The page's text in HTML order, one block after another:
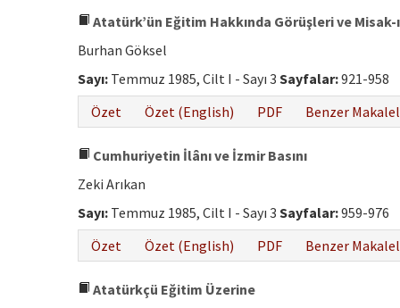
Atatürk’ün Eğitim Hakkında Görüşleri ve Misak-
Burhan Göksel
Sayı: Temmuz 1985, Cilt I - Sayı 3 Sayfalar:921-958
Özet
Özet (English) PDF Benzer
Cumhuriyetin İlânı ve İzmir Basını
Zeki Arıkan
Sayı: Temmuz 1985, Cilt I - Sayı 3 Sayfalar:959-976
Özet
Özet (English) PDF Benzer
Atatürkçü Eğitim Üzerine